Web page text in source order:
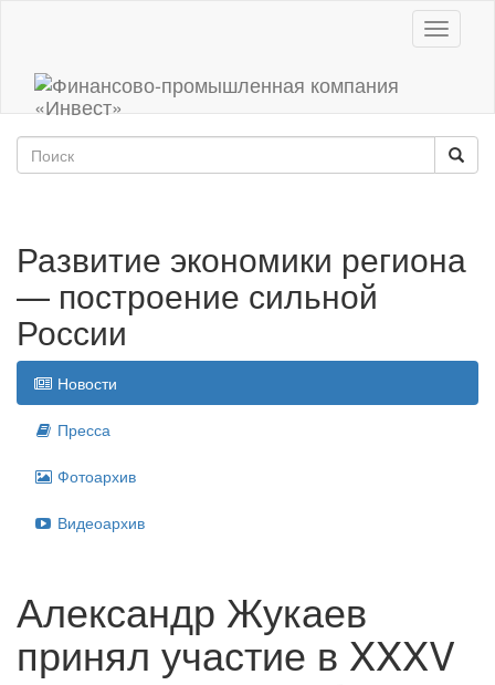
Toggle
Развитие экономики региона
— построение сильной
России
Новости
Пресса
Фотоархив
Видеоархив
Александр Жукаев
принял участие в XXXV